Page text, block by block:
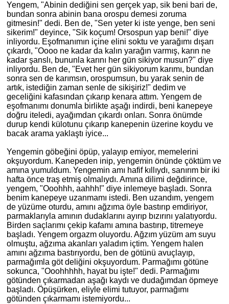
Yengem, "Abinin dediğini sen gerçek yap, sik beni bari de,
bundan sonra abinin bana orospu demesi zoruma
gitmesin!" dedi. Ben de, "Sen yeter ki iste yenge, ben seni
sikerim!" deyince, "Sik koçum! Orsospun yap beni!" diye
inliyordu. Eşofmanımın içine elini soktu ve yarağımı dışarı
çıkardı, "Oooo ne kadar da kalın yarağın varmış, karın ne
kadar şanslı, bununla karını her gün sikiyor musun?" diye
inliyordu. Ben de, "Evet her gün sikiyorum karımı, bundan
sonra sen de karımsın, orospumsun, bu yarak senin de
artık, istediğin zaman senle de sikişiriz!" dedim ve
geceliğini kafasından çıkarıp kenara attım. Yengem de
eşofmanımı donumla birlikte aşağı indirdi, beni kanepeye
doğru iteledi, ayağımdan çıkardı onları. Sonra önümde
durup kendi külotunu çıkarıp kanepenin üzerine koydu ve
bacak arama yaklaştı iyice...
Yengemin göbeğini öpüp, yalayıp emiyor, memelerini
okşuyordum. Kanepeden inip, yengemin önünde çöktüm ve
amına yumuldum. Yengemin amı hafif kıllıydı, sanırım bir iki
hafta önce traş etmiş olmalıydı. Amına dilimi değdirince,
yengem, "Ooohhh, aahhh!" diye inlemeye başladı. Sonra
benim kanepeye uzanmamı istedi. Ben uzandım, yengem
de yüzüme oturdu, amını ağzıma öyle bastırıp emdiriyor,
parmaklarıyla amının dudaklarını ayırıp bızırını yalatıyordu.
Birden saçlarımı çekip kafamı amına bastırıp, titremeye
başladı. Yengem orgazm oluyordu. Ağzım yüzüm am suyu
olmuştu, ağzıma akanları yaladım içtim. Yengem halen
amını ağzıma bastırıyordu, ben de götünü avuçlayıp,
parmağımla göt deliğini okşuyordum. Parmağımı götüne
sokunca, "Ooohhhhh, hayat bu işte!" dedi. Parmağımı
götünden çıkarmadan aşağı kaydı ve dudağımdan öpmeye
başladı. Öpüşürken, eliyle elimi tutuyor, parmağımı
götünden çıkarmamı istemiyordu...